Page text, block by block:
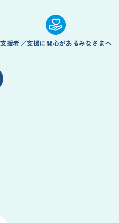
支援者／支援に関心があるみなさまへ